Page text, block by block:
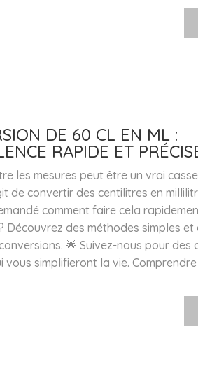
DE 60 CL EN ML :
RAPIDE ET
les mesures peut être un vrai
de convertir des centilitres en
comment faire cela
Découvrez des méthodes simples
🌟 Suivez-nous pour des
vous simplifieront la vie.